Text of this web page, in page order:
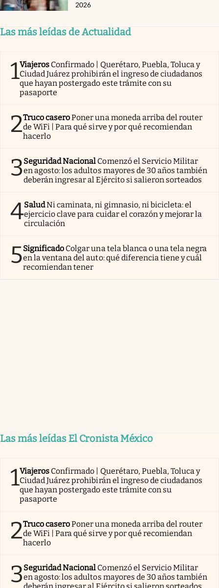
2026
Las más leídas de Actualidad
1Viajeros Confirmado | Querétaro, Puebla, Toluca y
Ciudad Juárez prohibirán el ingreso de ciudadanos
que hayan postergado este trámite con su
pasaporte
2Truco caseroPoner una moneda arriba del router
de WiFi | Para qué sirve y por qué recomiendan
hacerlo
3Seguridad Nacional Comenzó el Servicio Militar
en agosto: los adultos mayores de 30 años también
deberán ingresar al Ejército si salieron sorteados
4SaludNi caminata, ni gimnasio, ni bicicleta: el
ejercicio clave para cuidar el corazón y mejorar la
circulación
5Significado Colgar una tela blanca o una tela negra
en la ventana del auto: qué diferencia tiene y cuál
recomiendan tener
Las más leídas El Cronista México
1Viajeros Confirmado | Querétaro, Puebla, Toluca y
Ciudad Juárez prohibirán el ingreso de ciudadanos
que hayan postergado este trámite con su
pasaporte
2Truco caseroPoner una moneda arriba del router
de WiFi | Para qué sirve y por qué recomiendan
hacerlo
3Seguridad Nacional Comenzó el Servicio Militar
en agosto: los adultos mayores de 30 años también